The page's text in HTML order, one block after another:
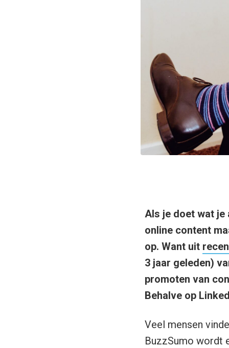
Als je doet wat je
online content
op. Want uit
3 jaar geleden)
promoten van
Behalve op
Veel mensen
BuzzSumo wordt